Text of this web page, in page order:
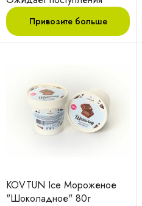
Привозите больше
KOVTUN Ice Мороженое
"Шоколадное" 80г